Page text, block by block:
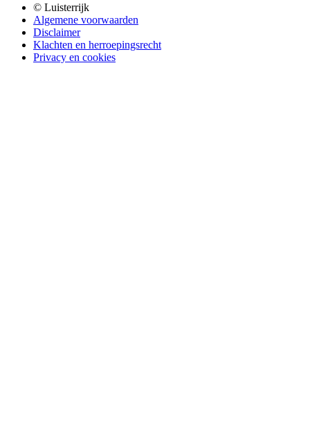
© Luisterrijk
Algemene voorwaarden
Disclaimer
Klachten en herroepingsrecht
Privacy en cookies